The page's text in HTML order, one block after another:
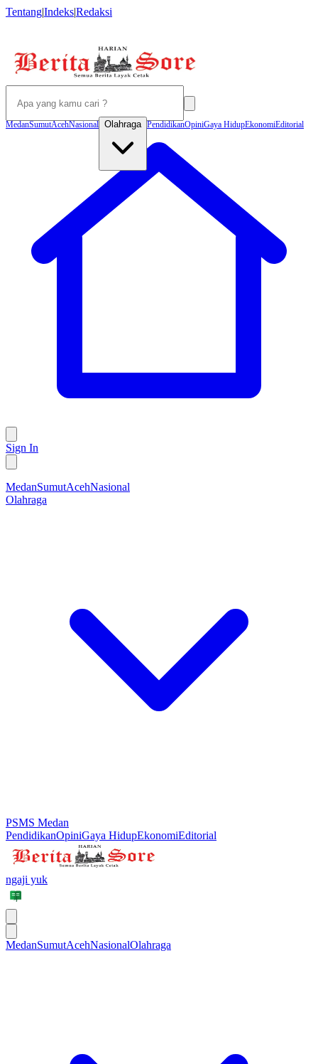
Tentang|Indeks|Redaksi
MedanSumutAcehNasional Olahraga PendidikanOpiniGaya HidupEkonomiEditorial
Sign In
MedanSumutAcehNasional
Olahraga
PSMS Medan
PendidikanOpiniGaya HidupEkonomiEditorial
ngaji yuk
MedanSumutAcehNasionalOlahraga